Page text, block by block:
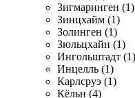
Зигмаринген (1)
Зинцхайм (1)
Золинген (1)
Зюльцхайн (1)
Ингольштадт (1)
Инцелль (1)
Карлсруэ (1)
Кёльн (4)